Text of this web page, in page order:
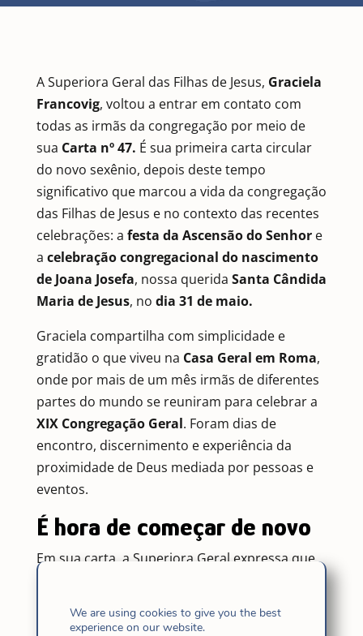
A Superiora Geral das Filhas de Jesus, Graciela
Francovig, voltou a entrar em contato com
todas as irmãs da congregação por meio de
sua Carta nº 47. É sua primeira carta circular
do novo sexênio, depois deste tempo
significativo que marcou a vida da congregação
das Filhas de Jesus e no contexto das recentes
celebrações: a festa da Ascensão do Senhore
a celebração congregacional do nascimento
de Joana Josefa, nossa querida Santa Cândida
Maria de Jesus, no dia 31 de maio.
Graciela compartilha com simplicidade e
gratidão o que viveu na Casa Geral em Roma,
onde por mais de um mês irmãs de diferentes
partes do mundo se reuniram para celebrar a
XIX Congregação Geral. Foram dias de
encontro, discernimento e experiência da
proximidade de Deus mediada por pessoas e
eventos.
É hora de começar de novo
Em sua carta, a Superiora Geral expressa que
“querer começar de novo”.
We are using cookies to give you the best
experience on our website.